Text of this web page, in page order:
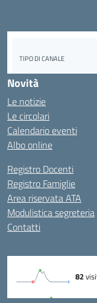
Novità
Le notizie
Le circolari
Calendario eventi
Albo online
Registro Docenti
Registro Famiglie
Area riservata ATA
Modulistica segreteria
Contatti